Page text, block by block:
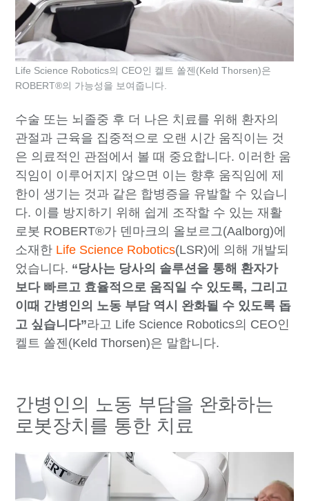
수술 또는 뇌졸중 후 더 나은 치료를 위해 환자의
관절과 근육을 집중적으로 오랜 시간 움직이는 것
은 의료적인 관점에서 볼 때 중요합니다. 이러한 움
직임이 이루어지지 않으면 이는 향후 움직임에 제
한이 생기는 것과 같은 합병증을 유발할 수 있습니
다. 이를 방지하기 위해 쉽게 조작할 수 있는 재활
로봇 ROBERT®가 덴마크의 올보르그(Aalborg)에
소재한 Life Science Robotics(LSR)에 의해 개발되
었습니다. “당사는 당사의 솔루션을 통해 환자가
보다 빠르고 효율적으로 움직일 수 있도록, 그리고
이때 간병인의 노동 부담 역시 완화될 수 있도록 돕
고 싶습니다”라고 Life Science Robotics의 CEO인
켈트 쏠젠(Keld Thorsen)은 말합니다.
Life Science Robotics의 CEO인 켈트 쏠젠(Keld Thorsen)은
ROBERT®의 가능성을 보여줍니다.
간병인의 노동 부담을 완화하는
로봇장치를 통한 치료